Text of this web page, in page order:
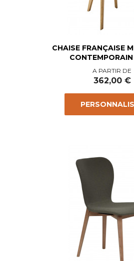
CHAISE FRANÇAISE
Prix
A PARTIR DE
362,00 €